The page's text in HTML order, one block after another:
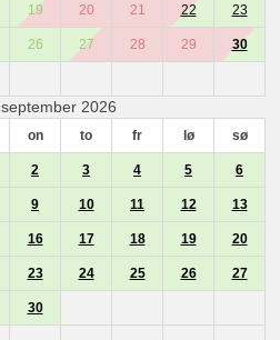
19 20 21 22 23
26 27 28 29 30
september 2026
on to fr lø sø
2 3 4 5 6
9 10 11 12 13
16 17 18 19 20
23 24 25 26 27
30